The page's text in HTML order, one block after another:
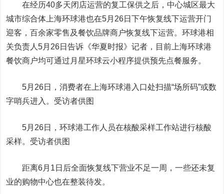
在经历40多天闭店运营的复工保供之后，中心城区最大
城市综合体上海环球港也在5月26日下午恢复线下运营开门
迎客，百余家零售及餐饮品牌商户恢复线下运营。环球港相
关负责人5月26日告诉《华夏时报》记者，目前上海环球港
餐饮商户均可通过月星环球云小程序提供预先点餐服务。
5月26日，消费者在上海环球港入口处扫描“场所码”或数
字哨兵进入。受访者供图
5月26日，环球港工作人员在核酸采样工作站进行核酸
采样。受访者供图
距离6月1日后全面恢复线下营业不足一周，一些还未复
业的购物中心也在整装待发。